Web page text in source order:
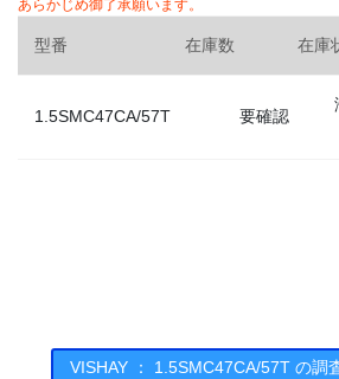
あらかじめ御了承願います。
型番 在庫数 在庫
1.5SMC47CA/57T 要確認
VISHAY ： 1.5SMC47CA/57T の調